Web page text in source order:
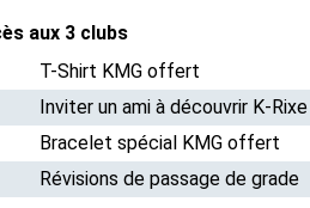
aux 3 clubs
T-Shirt KMG offert
Inviter un ami à découvrir K-Rixe
Bracelet spécial KMG offert
Révisions de passage de grade